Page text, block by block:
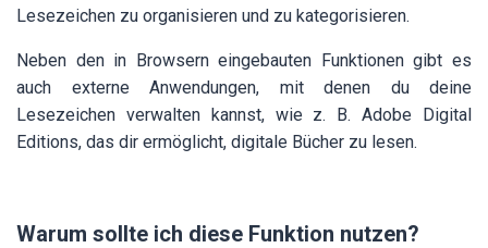
Lesezeichen zu organisieren und zu kategorisieren.
Neben den in Browsern eingebauten Funktionen gibt es
auch externe Anwendungen, mit denen du deine
Lesezeichen verwalten kannst, wie z. B. Adobe Digital
Editions, das dir ermöglicht, digitale Bücher zu lesen.
Warum sollte ich diese Funktion nutzen?